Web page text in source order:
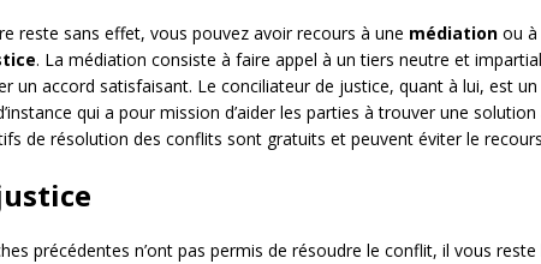
reste sans effet, vous pouvez avoir recours à une médiation ou à
. La médiation consiste à faire appel à un tiers neutre et
un accord satisfaisant. Le conciliateur de justice, quant à lui, est
qui a pour mission d’aider les parties à trouver une solution
de résolution des conflits sont gratuits et peuvent éviter le
précédentes n’ont pas permis de résoudre le conflit, il vous